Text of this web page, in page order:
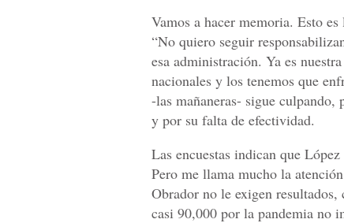
​Vamos a hacer memoria. Esto
“No quiero seguir
esa administración. Ya es
nacionales y los tenemos que
-las mañaneras- sigue culpando,
y por su falta de efectividad.
​Las encuestas indican que
Pero me llama mucho la
Obrador no le exigen
casi 90,000 por la pandemia no